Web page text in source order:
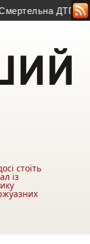
ДТП на
стоїть
із